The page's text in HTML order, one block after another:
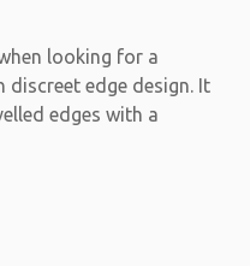
looking for a
edge design. It
edges with a